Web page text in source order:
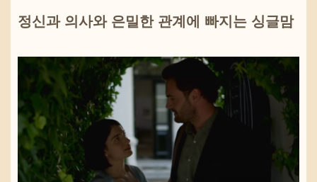
정신과 의사와 은밀한 관계에 빠지는 싱글맘